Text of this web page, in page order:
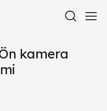
kamera